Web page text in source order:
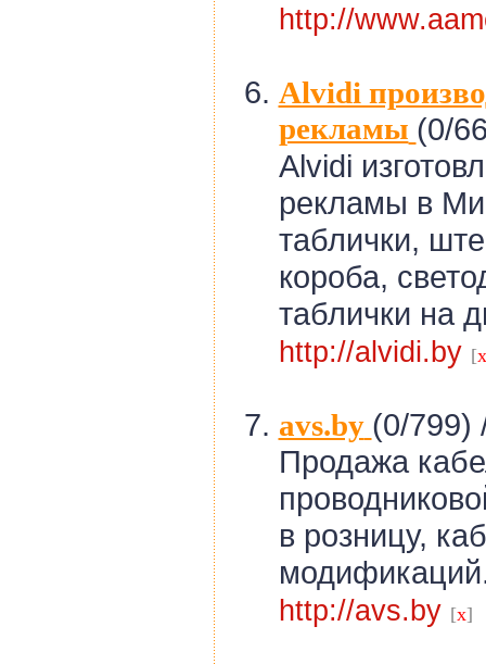
http://
Alvidi
рекламы (0/
Alvidi
рекламы в
таблички,
короба,
таблички на
http://alvidi.by [x
avs.by (0/799)
Продажа
в розницу,
http://avs.by [x]